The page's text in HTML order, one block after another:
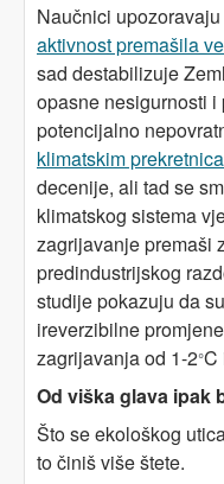
Naučnici
aktivnost premašila
sad destabilizuje
opasne nesigurnosti
potencijalno
klimatskim
decenije, ali tad se
klimatskog sistema
zagrijavanje premaši
predindustrijskog
studije pokazuju da
ireverzibilne
zagrijavanja od 1-2°C
Od viška glava ipak
Što se ekološkog
to činiš više štete.